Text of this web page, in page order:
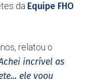
da Equipe FHO
relatou o
incrível as
ele voou